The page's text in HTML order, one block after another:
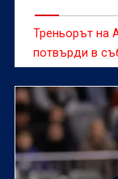
Треньорът на
потвърди в
продава
отбори и
следващия